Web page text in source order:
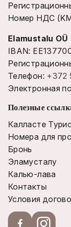
Номер НДС
Elamustalu OÜ
IBAN:
Телефон: +372
Электронная
Полезные
Калласте
Номера для
Бронь
Эламусталу
Калью-лава
Контакты
Условия